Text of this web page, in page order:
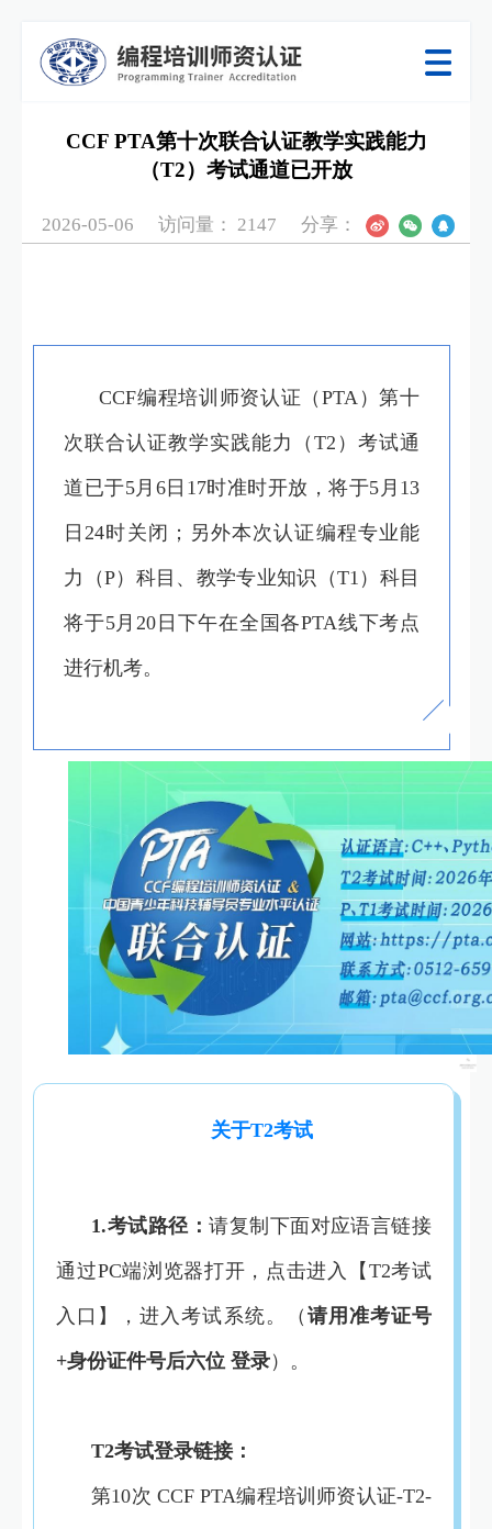
CCF PTA第十次联合认证教学实践能力
（T2）考试通道已开放
2026-05-06 访问量： 2147 分享：
CCF编程培训师资认证（PTA）第十
次联合认证教学实践能力（T2）考试通
道已于5月6日17时准时开放，将于5月13
日24时关闭；另外本次认证编程专业能
力（P）科目、教学专业知识（T1）科目
将于5月20日下午在全国各PTA线下考点
进行机考。
关于T2考试
1.考试路径：请复制下面对应语言链接
通过PC端浏览器打开，点击进入【T2考试
入口】，进入考试系统。（ 请用准考证号
+身份证件号后六位 登录）。
T2考试登录链接：
第10次 CCF PTA编程培训师资认证-T2-